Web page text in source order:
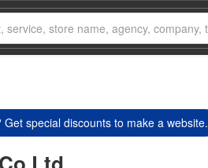
special discounts to make a website.